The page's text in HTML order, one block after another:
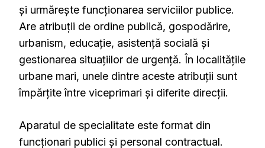
și urmărește funcționarea serviciilor publice.
Are atribuții de ordine publică, gospodărire,
urbanism, educație, asistență socială și
gestionarea situațiilor de urgență. În localitățile
urbane mari, unele dintre aceste atribuții sunt
împărțite între viceprimari și diferite direcții.
Aparatul de specialitate este format din
funcționari publici și personal contractual.